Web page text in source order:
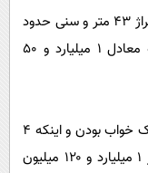
همچنین آپارتمانی دیگر در محله جوادیه با متراژ ۴۳ متر و سنی حدود
۱۹ سال و ۱ اتاق خواب در روز های گذشته معادل ۱ میلیارد و ۵۰
واحدی ۴۰ متری در همین محله با توجه به تک خواب بودن و اینکه ۴
سال از ساخت آن گذشته است قیمتی بالغ‌بر ۱ میلیارد و ۱۲۰ میلیون